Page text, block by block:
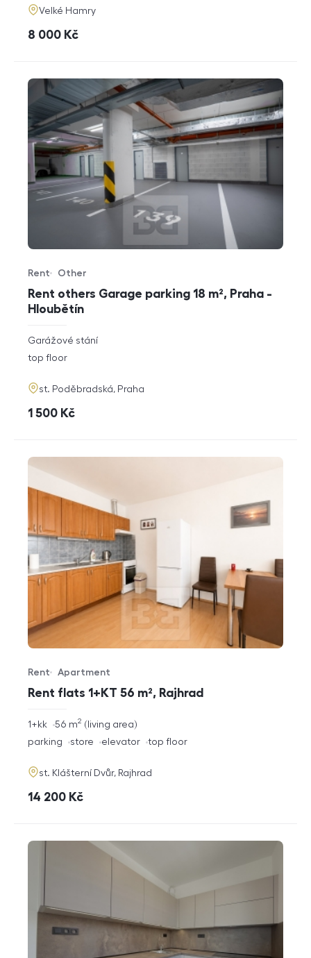
adresa
Velké Hamry
cena
8 000 Kč
Rent others Garage parking 18 m², Praha -
Hloubětín
Offer type
Rent
Property type
Other
rozměry
disposition
Garážové stání
funkce
top floor
adresa
st. Poděbradská, Praha
cena
1 500 Kč
Rent flats 1+KT 56 m², Rajhrad
Offer type
Rent
Property type
Apartment
rozměry
disposition
1+kk living area
56 m2
funkce
parking store elevator top floor
adresa
st. Klášterní Dvůr, Rajhrad
cena
14 200 Kč